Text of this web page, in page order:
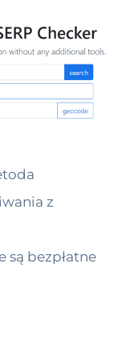
z
są bezpłatne